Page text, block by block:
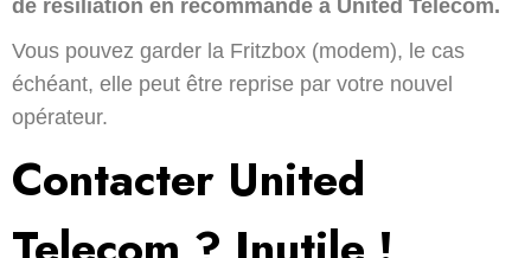
de résiliation en recommandé à United Telecom.
Vous pouvez garder la Fritzbox (modem), le cas
échéant, elle peut être reprise par votre nouvel
opérateur.
Contacter United